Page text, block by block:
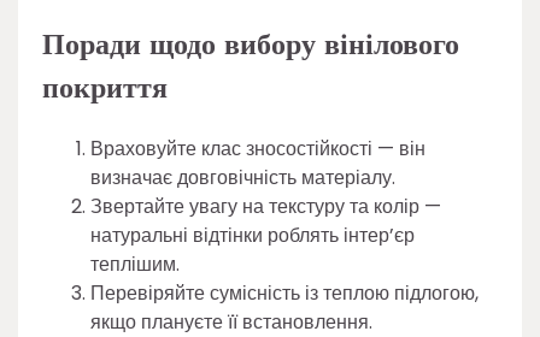
Поради щодо вибору вінілового
покриття
Враховуйте клас зносостійкості — він
визначає довговічність матеріалу.
Звертайте увагу на текстуру та колір —
натуральні відтінки роблять інтер’єр
теплішим.
Перевіряйте сумісність із теплою підлогою,
якщо плануєте її встановлення.